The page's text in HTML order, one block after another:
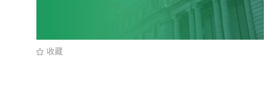
收藏